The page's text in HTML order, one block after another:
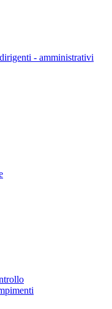
- amministrativi